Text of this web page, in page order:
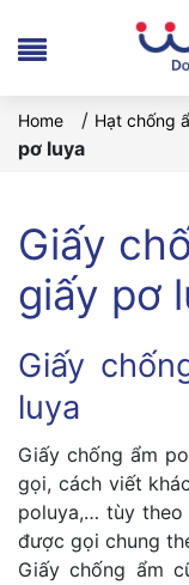
Home / Hạt chống
pơ luya
Giấy
giấy pơ
Giấy
luya
Giấy chống ẩm
gọi, cách viết
poluya,… tùy theo
được gọi chung
Giấy chống ẩm